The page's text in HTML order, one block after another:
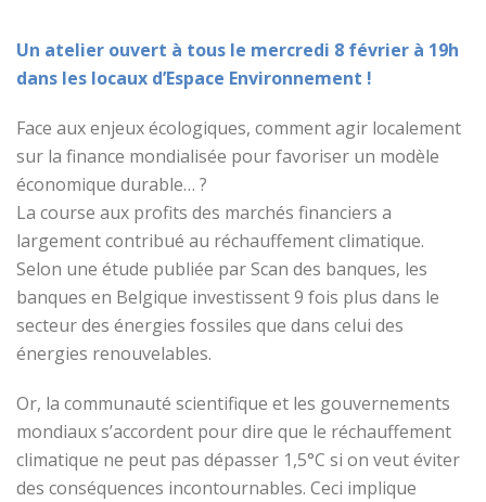
Un atelier ouvert à tous le mercredi 8 février à 19h
dans les locaux d’Espace Environnement !
Face aux enjeux écologiques, comment agir localement
sur la finance mondialisée pour favoriser un modèle
économique durable… ?
La course aux profits des marchés financiers a
largement contribué au réchauffement climatique.
Selon une étude publiée par Scan des banques, les
banques en Belgique investissent 9 fois plus dans le
secteur des énergies fossiles que dans celui des
énergies renouvelables.
Or, la communauté scientifique et les gouvernements
mondiaux s’accordent pour dire que le réchauffement
climatique ne peut pas dépasser 1,5°C si on veut éviter
des conséquences incontournables. Ceci implique